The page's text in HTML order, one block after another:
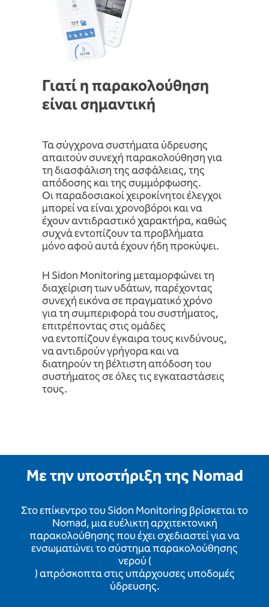
Γιατί η παρακολούθηση
είναι σημαντική
Τα σύγχρονα συστήματα ύδρευσης
απαιτούν συνεχή παρακολούθηση για
τη διασφάλιση της ασφάλειας, της
απόδοσης και της συμμόρφωσης.
Οι παραδοσιακοί χειροκίνητοι έλεγχοι
μπορεί να είναι χρονοβόροι και να
έχουν αντιδραστικό χαρακτήρα, καθώς
συχνά εντοπίζουν τα προβλήματα
μόνο αφού αυτά έχουν ήδη προκύψει.
Η Sidon Monitoring μεταμορφώνει τη
διαχείριση των υδάτων, παρέχοντας
συνεχή εικόνα σε πραγματικό χρόνο
για τη συμπεριφορά του συστήματος,
επιτρέποντας στις ομάδες
να εντοπίζουν έγκαιρα τους κινδύνους,
να αντιδρούν γρήγορα και να
διατηρούν τη βέλτιστη απόδοση του
συστήματος σε όλες τις εγκαταστάσεις
τους.
Με την υποστήριξη της Nomad
Στο επίκεντρο του Sidon Monitoring βρίσκεται το
Nomad, μια ευέλικτη αρχιτεκτονική
παρακολούθησης που έχει σχεδιαστεί για να
ενσωματώνει το σύστημα παρακολούθησης
νερού (
) απρόσκοπτα στις υπάρχουσες υποδομές
ύδρευσης.